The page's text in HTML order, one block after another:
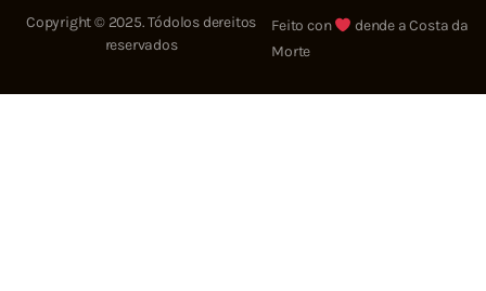
Copyright © 2025. Tódolos dereitos
reservados
Feito con
dende a Costa da
Morte